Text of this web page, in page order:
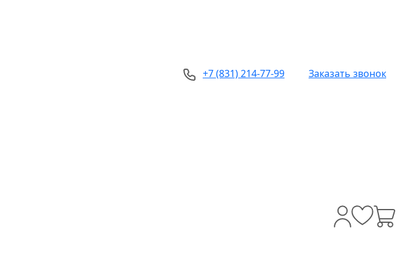
+7 (831) 214-77-99 Заказать звонок